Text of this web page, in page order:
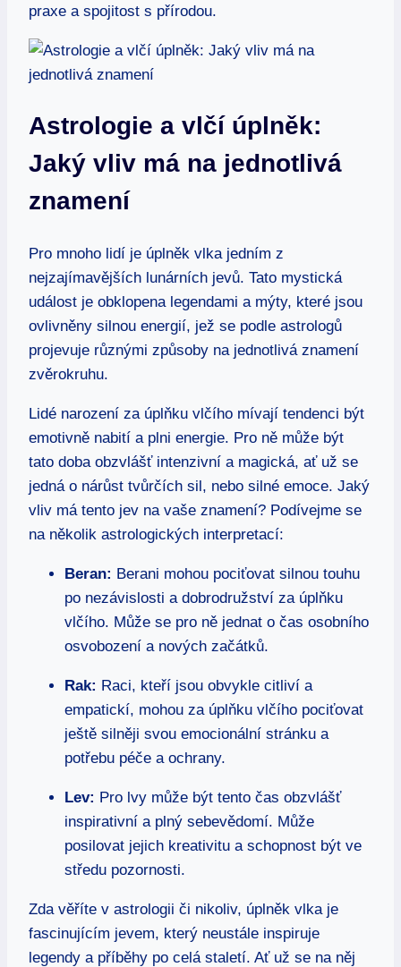
praxe a spojitost s přírodou.
Astrologie a vlčí úplněk:
Jaký vliv má na jednotlivá
znamení
Pro mnoho lidí je úplněk vlka jedním z
nejzajímavějších lunárních jevů. Tato mystická
událost je obklopena legendami a mýty, které jsou
ovlivněny silnou energií, jež se podle astrologů
projevuje různými způsoby na jednotlivá znamení
zvěrokruhu.
Lidé narození za úplňku vlčího mívají tendenci být
emotivně nabití a plni energie. Pro ně může být
tato doba obzvlášť intenzivní a magická, ať už se
jedná o nárůst tvůrčích sil, nebo silné emoce. Jaký
vliv má tento jev na vaše znamení? Podívejme se
na několik astrologických interpretací:
Beran: Berani mohou pociťovat silnou touhu
po nezávislosti a dobrodružství za úplňku
vlčího. Může se pro ně jednat o čas osobního
osvobození a nových začátků.
Rak: Raci, kteří jsou obvykle citliví a
empatickí, mohou za úplňku vlčího pociťovat
ještě silněji svou emocionální stránku a
potřebu péče a ochrany.
Lev: Pro lvy může být tento čas obzvlášť
inspirativní a plný sebevědomí. Může
posilovat jejich kreativitu a schopnost být ve
středu pozornosti.
Zda věříte v astrologii či nikoliv, úplněk vlka je
fascinujícím jevem, který neustále inspiruje
legendy a příběhy po celá staletí. Ať už se na něj